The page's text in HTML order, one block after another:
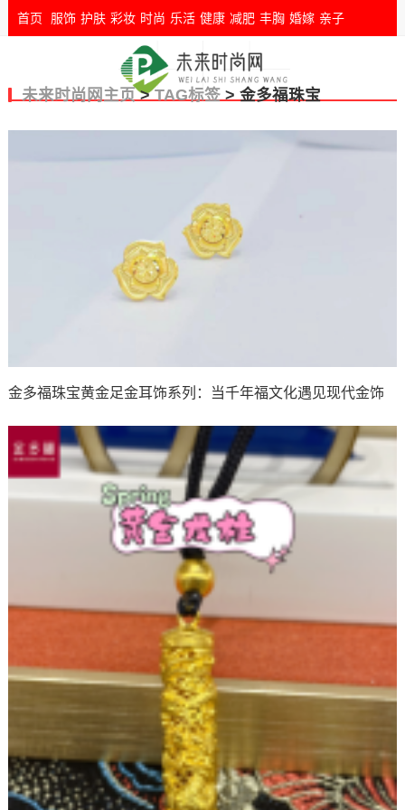
首页 服饰 护肤 彩妆 时尚 乐活 健康 减肥 丰胸 婚嫁 亲子
未来时尚网主页>TAG标签> 金多福珠宝
金多福珠宝黄金足金耳饰系列：当千年福文化遇见现代金饰